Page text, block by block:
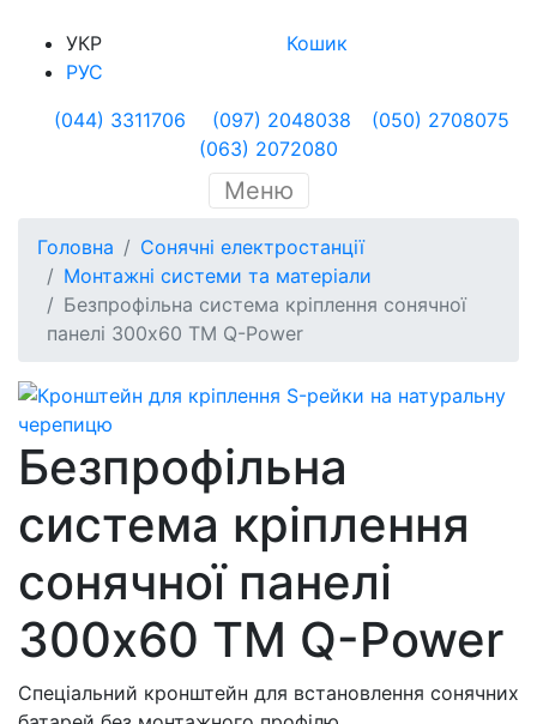
УКР
РУС
Кошик
(044) 3311706 (097) 2048038
(050) 2708075
(063) 2072080
Меню
Головна
Сонячні електростанції
Монтажні системи та матеріали
Безпрофільна система кріплення сонячної
панелі 300х60 ТМ Q-Power
Безпрофільна
система кріплення
сонячної панелі
300х60 ТМ Q-Power
Спеціальний кронштейн для встановлення сонячних